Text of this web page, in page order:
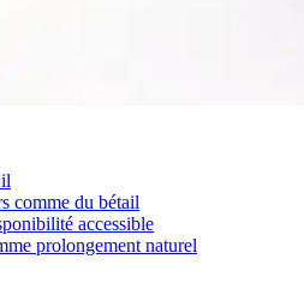
comme du bétail
accessible
prolongement naturel